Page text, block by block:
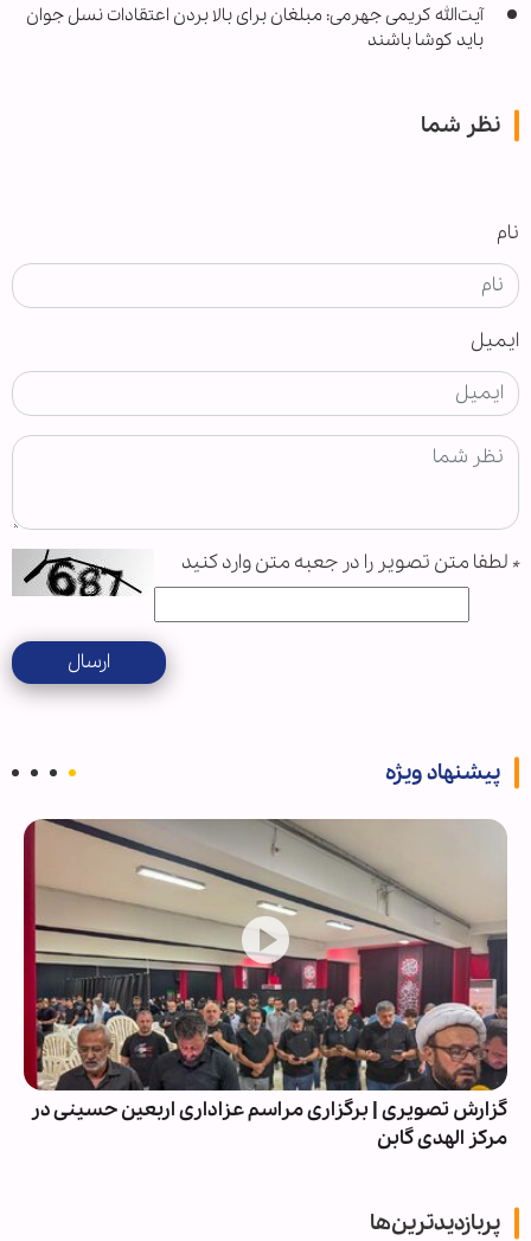
آیت‌الله کریمی جهرمی: مبلغان برای بالا بردن اعتقادات نسل جوان
باید کوشا باشند
نظر شما
نام
ایمیل
* لطفا متن تصویر را در جعبه متن وارد کنید
ارسال
پیشنهاد ویژه
گزارش تصویری | برگزاری مراسم عزاداری اربعین حسینی در
مرکز الهدی گابن
پربازدیدترین‌ها